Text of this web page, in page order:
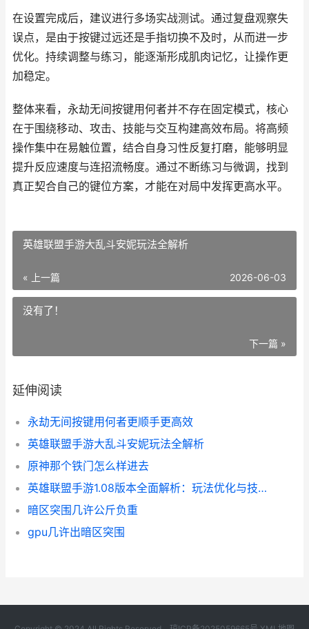
在设置完成后，建议进行多场实战测试。通过复盘观察失
误点，是由于按键过远还是手指切换不及时，从而进一步
优化。持续调整与练习，能逐渐形成肌肉记忆，让操作更
加稳定。
整体来看，永劫无间按键用何者并不存在固定模式，核心
在于围绕移动、攻击、技能与交互构建高效布局。将高频
操作集中在易触位置，结合自身习性反复打磨，能够明显
提升反应速度与连招流畅度。通过不断练习与微调，找到
真正契合自己的键位方案，才能在对局中发挥更高水平。
英雄联盟手游大乱斗安妮玩法全解析
« 上一篇 2026-06-03
没有了！
下一篇 »
延伸阅读
永劫无间按键用何者更顺手更高效
英雄联盟手游大乱斗安妮玩法全解析
原神那个铁门怎么样进去
英雄联盟手游1.08版本全面解析：玩法优化与技巧升级
暗区突围几许公斤负重
gpu几许出暗区突围